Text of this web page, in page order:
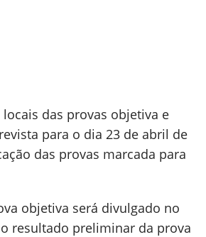
das provas objetiva e
para o dia 23 de abril de
das provas marcada para
objetiva será divulgado no
resultado preliminar da prova